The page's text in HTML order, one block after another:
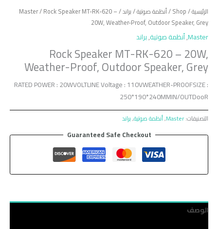
الرئيسية/
Shop
/أنظمة صوتية/براند/
Master/ Rock Speaker MT-RK-620 –
20W, Weather-Proof, Outdoor Speaker, Grey
Master
,أنظمة صوتية,براند
Rock Speaker MT-RK-620 – 20W,
Weather-Proof, Outdoor Speaker, Grey
RATED POWER : 20WVOLTLINE Voltage : 110VWEATHER-PROOFSIZE :
250*190*240MMIN/OUTDooR
التصنيفات:Master
,أنظمة صوتية,براند
Guaranteed Safe Checkout
الوصف